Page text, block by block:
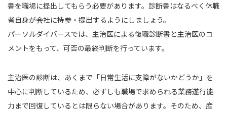
書を職場に提出してもらう必要があります。診断書はなるべく休職
者自身が会社に持参・提出するようにしましょう。
パーソルダイバースでは、主治医による復職診断書と主治医のコ
メントをもって、可否の最終判断を行っています。
主治医の診断は、あくまで「日常生活に支障がないかどうか」を
中心に判断しているため、必ずしも職場で求められる業務遂行能
力まで回復しているとは限らない場合があります。そのため、産